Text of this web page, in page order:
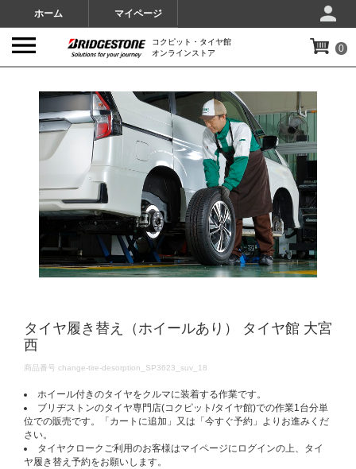
ホーム マイページ
コクピット・タイヤ館
オンラインストア
0
タイヤ履き替え（ホイールあり） タイヤ館 大宮
西
DETAILS
商品番号 change-tire-desorption_SP3623_suv_18
ホイール付きのタイヤをクルマに装着する作業です。
ブリヂストンのタイヤ専門店(コクピット/タイヤ館)での作業1台分単
位での販売です。「カートに追加」又は「今すぐ予約」よりお進みくだ
さい。
タイヤクロークご利用のお客様はマイページにログインの上、タイ
ヤ履き替え予約をお願いします。